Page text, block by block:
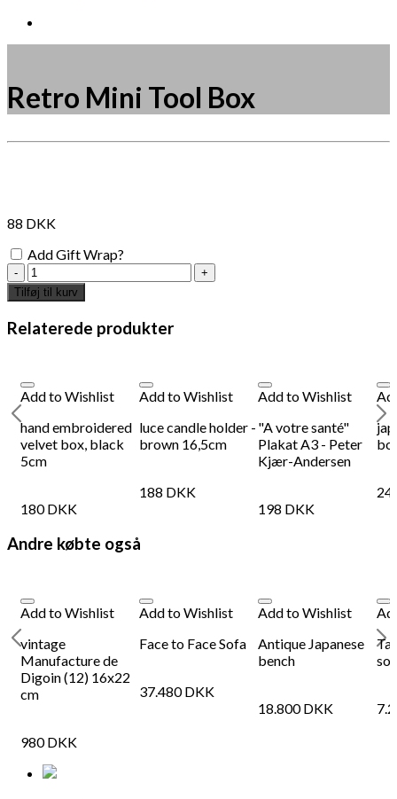
Retro Mini Tool Box
Add to Wishlist
Silk eye mask
198DKKTilføj til kurv
88 DKK
Add Gift Wrap?
Retro
Mini
Tool
Box
antal
Tilføj til kurv
Relaterede produkter
Add to Wishlist
hand embroidered
velvet box, black
5cm
180DKK
Add to Wishlist
luce candle holder -
brown 16,5cm
188 DKK
Add to Wishlist
"A votre santé"
Plakat A3 - Peter
Kjær-Andersen
198 DKK
Andre købte også
Add to Wishlist
vintage
Manufacture de
Digoin (12) 16x22
cm
980DKK
Add to Wishlist
Face to Face Sofa
37.480DKK
Add to Wishlist
Antique Japanese
bench
18.800DKK